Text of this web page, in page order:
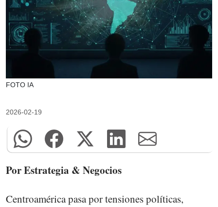
FOTO IA
2026-02-19
Por Estrategia & Negocios
Centroamérica pasa por tensiones políticas,